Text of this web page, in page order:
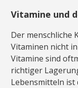
Vitamine und
Der menschliche
Vitaminen nicht
Vitamine sind
richtiger
Lebensmitteln ist